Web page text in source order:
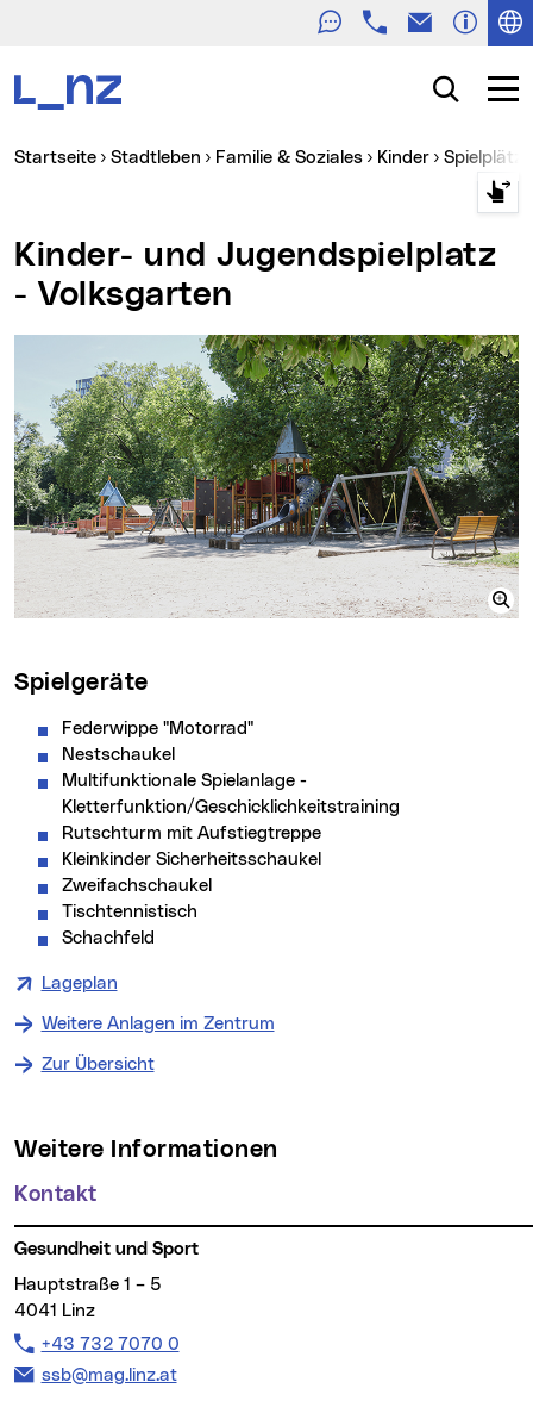
TelefonE-Mail
Suche
Sie sind hier:
Startseite Stadtleben Familie & Soziales Kinder
Kinder- und Jugendspielplatz
- Volksgarten
Spielgeräte
Federwippe "Motorrad"
Nestschaukel
Multifunktionale Spielanlage -
Kletterfunktion/Geschicklichkeitstraining
Rutschturm mit Aufstiegtreppe
Kleinkinder Sicherheitsschaukel
Zweifachschaukel
Tischtennistisch
Schachfeld
Lageplan
Weitere Anlagen im Zentrum
Zur Übersicht
Weitere Informationen
Kontakt
Gesundheit und Sport
Hauptstraße 1 – 5
4041 Linz
Telefon:
+43 732 7070 0
E-Mail Adresse:
ssb@mag.linz.at